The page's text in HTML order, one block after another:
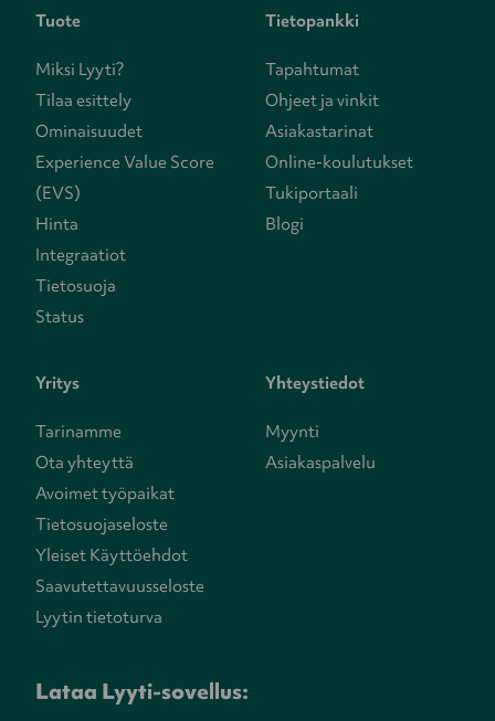
Tuote
Miksi Lyyti?
Tilaa esittely
Ominaisuudet
Experience Value Score
(EVS)
Hinta
Integraatiot
Tietosuoja
Status
Tietopankki
Tapahtumat
Ohjeet ja vinkit
Asiakastarinat
Online-koulutukset
Tukiportaali
Blogi
Yritys
Tarinamme
Ota yhteyttä
Avoimet työpaikat
Tietosuojaseloste
Yleiset Käyttöehdot
Saavutettavuusseloste
Lyytin tietoturva
Yhteystiedot
Myynti
Asiakaspalvelu
Lataa Lyyti-sovellus: